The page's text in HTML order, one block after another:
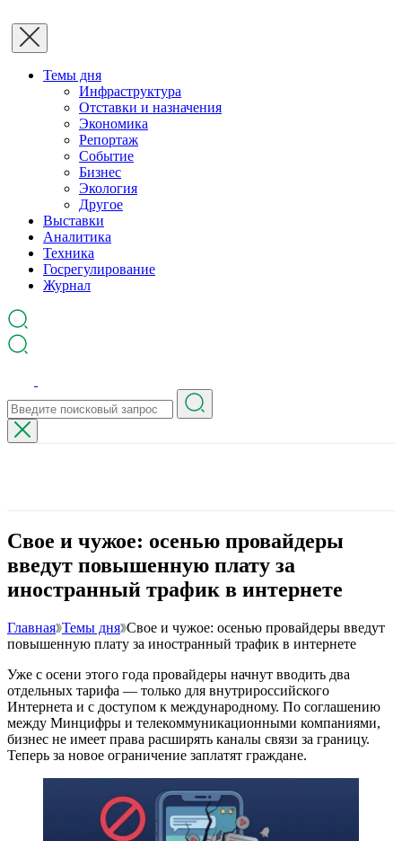
Темы дня
Инфраструктура
Отставки и назначения
Экономика
Репортаж
Событие
Бизнес
Экология
Другое
Выставки
Аналитика
Техника
Госрегулирование
Журнал
Свое и чужое: осенью провайдеры
введут повышенную плату за
иностранный трафик в интернете
Главная Темы дня Свое и чужое: осенью провайдеры введут
повышенную плату за иностранный трафик в интернете
Уже с осени этого года провайдеры начнут вводить два
отдельных тарифа — только для внутрироссийского
Интернета и с доступом к международному. По соглашению
между Минцифры и телекоммуникационными компаниями,
бизнес не имеет права расширять каналы связи за границу.
Теперь за новое ограничение заплатят граждане.